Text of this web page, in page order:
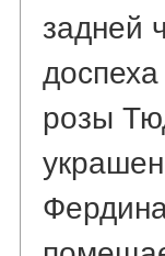
задней
розы